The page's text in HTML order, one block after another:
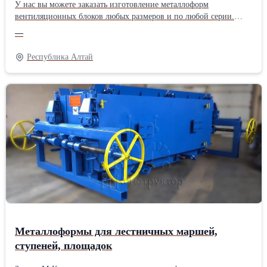
У нас вы можете заказать изготовление металлоформ
вентиляционных блоков любых размеров и по любой серии.
вентблоков по вашим размерам. Формы для вентиляционных
блоков должны отличаться точностью соблюдения
геометрических параметров. Заказав формы у нас, вы можете
быть спокойны за качество получаемых в них изделий. Формы
оборудуются откидными бортами, которые позволяют с
легкостью вытаскивать готовые вентблоки, не повреждая их. По
желанию заказчика формы могут быть оснащены паровыми
рубашками и быть переналаживаемыми на меньшие длины
вентблоков. Доставка продукции осуществляется
автомобильным, железнодорожным или морским транспортом
по договорённости с заказчиком. Рассчитать стоимость заказа вы
можете, обратившись к нашим специалистам по телефонам: +7
(81153) 6-10-05; +7 (953) 232-09-49 и по электронному адресу
info@m-konstruktor.ru или tender@m-konstruktor.ru
—
Республика Алтай
Металлоформы для лестничных маршей,
ступеней, площадок